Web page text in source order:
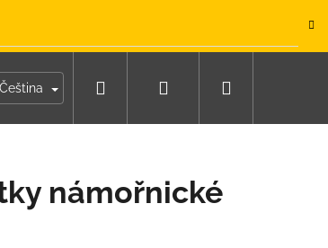
Čeština Hledat Přihlášení
námořnické